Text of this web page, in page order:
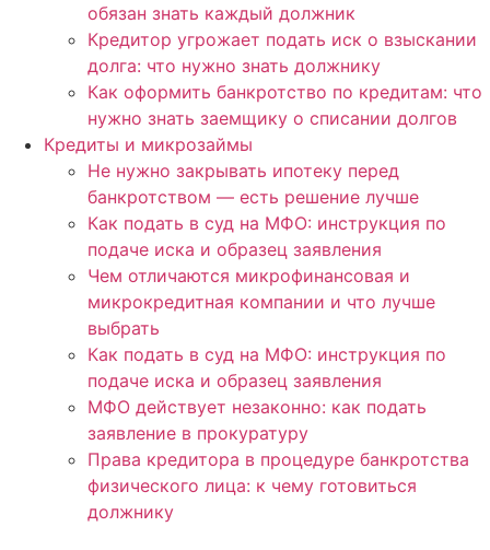
обязан знать каждый должник
Кредитор угрожает подать иск о взыскании
долга: что нужно знать должнику
Как оформить банкротство по кредитам: что
нужно знать заемщику о списании долгов
Кредиты и микрозаймы
Не нужно закрывать ипотеку перед
банкротством — есть решение лучше
Как подать в суд на МФО: инструкция по
подаче иска и образец заявления
Чем отличаются микрофинансовая и
микрокредитная компании и что лучше
выбрать
Как подать в суд на МФО: инструкция по
подаче иска и образец заявления
МФО действует незаконно: как подать
заявление в прокуратуру
Права кредитора в процедуре банкротства
физического лица: к чему готовиться
должнику